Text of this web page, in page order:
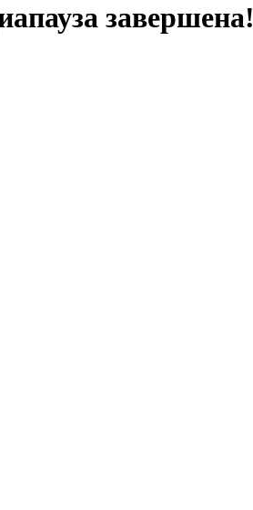
завершена!